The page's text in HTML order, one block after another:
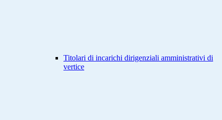
Titolari di incarichi dirigenziali amministrativi di
vertice